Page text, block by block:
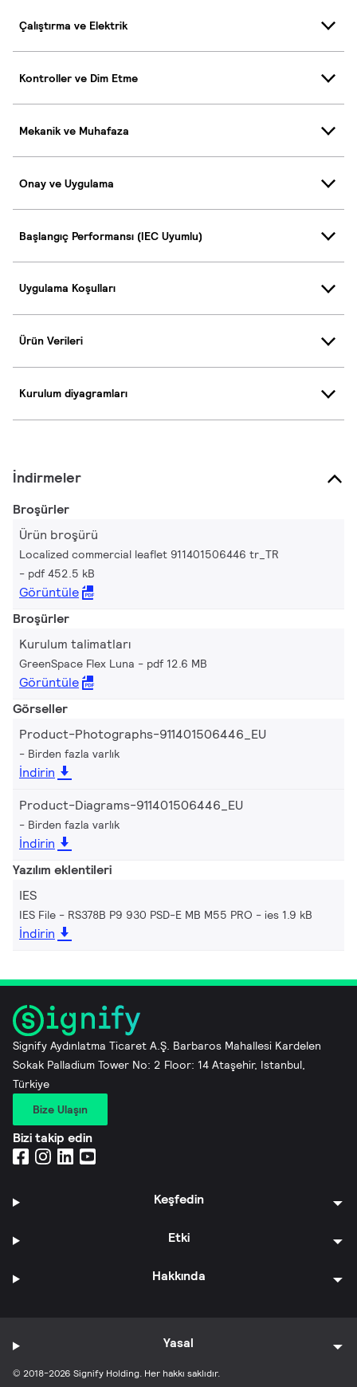
Çalıştırma ve Elektrik
Kontroller ve Dim Etme
Mekanik ve Muhafaza
Onay ve Uygulama
Başlangıç Performansı (IEC Uyumlu)
Uygulama Koşulları
Ürün Verileri
Kurulum diyagramları
İndirmeler
Broşürler
Ürün broşürü
Localized commercial leaflet 911401506446 tr_TR
pdf 452.5 kB
Görüntüle
Broşürler
Kurulum talimatları
GreenSpace Flex Luna pdf 12.6 MB
Görüntüle
Görseller
Product-Photographs-911401506446_EU
Birden fazla varlık
İndirin
Product-Diagrams-911401506446_EU
Birden fazla varlık
İndirin
Yazılım eklentileri
IES
IES File - RS378B P9 930 PSD-E MB M55 PRO ies 1.9 kB
İndirin
Signify Aydınlatma Ticaret A.Ş. Barbaros Mahallesi Kardelen
Sokak Palladium Tower No: 2 Floor: 14 Ataşehir, Istanbul,
Türkiye
Bize Ulaşın
Bizi takip edin
Keşfedin
Etki
Hakkında
© 2018-2026 Signify Holding. Her hakkı saklıdır.
Yasal